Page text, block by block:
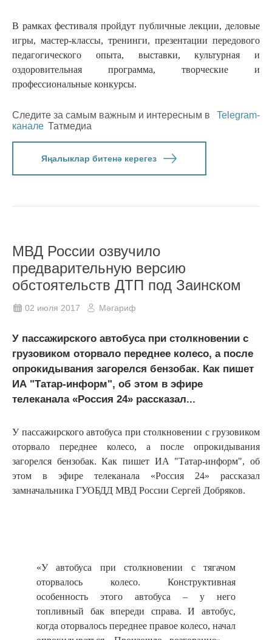
В рамках фестиваля пройдут публичные лекции, деловые
игры, мастер-классы, тренинги, презентации передового
педагогического опыта, выставки, культурная и
оздоровительная программа, творческие и
профессиональные конкурсы.
Следите за самым важным и интересным в
Telegram-
канале Татмедиа
Яңалыклар битенә керегез
МВД России озвучило
предварительную версию
обстоятельств ДТП под Заинском
02 июля 2017 Мәгариф
У пассажирского автобуса при столкновении с
грузовиком оторвало переднее колесо, а после
опрокидывания загорелся бензобак. Как пишет
ИА "Татар-информ", об этом в эфире
телеканала «Россия 24» рассказал...
У пассажирского автобуса при столкновении с грузовиком
оторвало переднее колесо, а после опрокидывания
загорелся бензобак. Как пишет ИА "Татар-информ", об
этом в эфире телеканала «Россия 24» рассказал
замначальника ГУОБДД МВД России Сергей Добряков.
«У автобуса при столкновении с тягачом
оторвалось колесо. Конструктивная
особенность этого автобуса – у него
топливный бак впереди справа. И автобус,
когда оторвалось переднее правое колесо, начал